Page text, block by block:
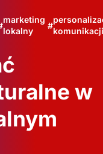
marketing
lokalny
#
komunikacji
w